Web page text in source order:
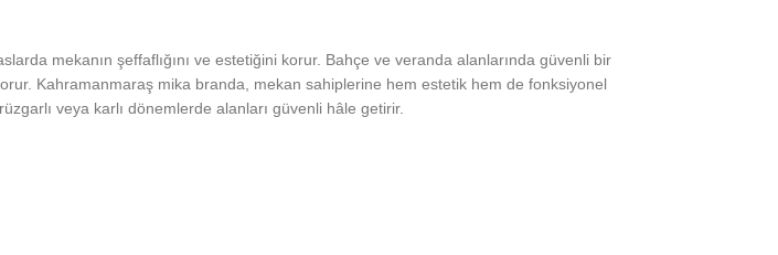
mekanın şeffaflığını ve estetiğini korur. Bahçe ve veranda alanlarında güvenli bir
Kahramanmaraş mika branda, mekan sahiplerine hem estetik hem de fonksiyonel
veya karlı dönemlerde alanları güvenli hâle getirir.